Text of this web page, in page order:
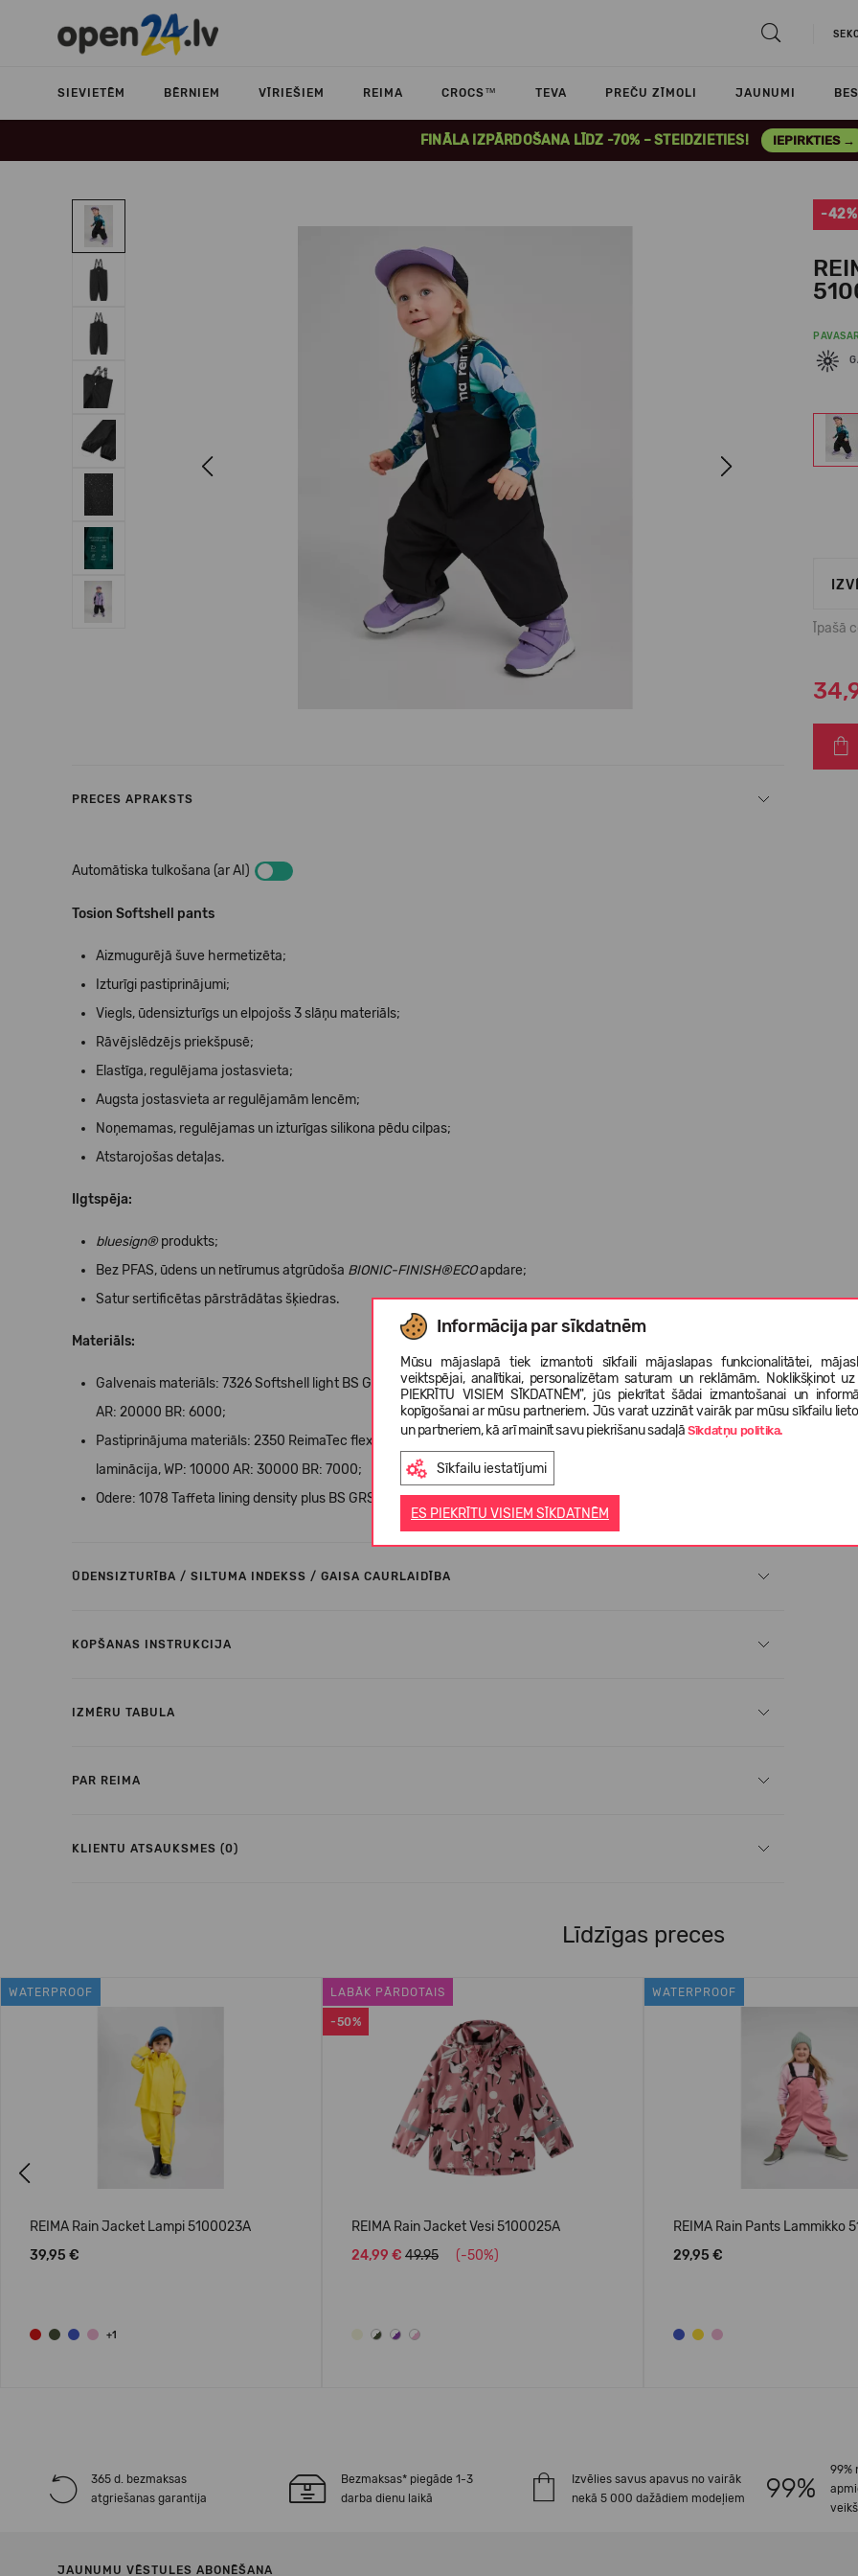
SIEVIETĒM BĒRNIEM VĪRIEŠIEM REIMA CROCS™ TEVA PREČU ZĪMOLI JAUNUMI
FINĀLA IZPĀRDOŠANA LĪDZ -70% – STEIDZIETIES! IEPIRKTIES →
Informācija par sīkdatnēm
Mūsu mājaslapā tiek izmantoti sīkfaili mājaslapas funkcionalitātei,
veiktspējai, analītikai, personalizētam saturam un reklāmām. Noklikšķinot
PIEKRĪTU VISIEM SĪKDATNĒM", jūs piekrītat šādai izmantošanai un
kopīgošanai ar mūsu partneriem. Jūs varat uzzināt vairāk par mūsu sīkfailu
un partneriem, kā arī mainīt savu piekrišanu sadaļāSīkdatņu politika.
Sīkfailu iestatījumi
ES PIEKRĪTU VISIEM SĪKDATNĒM
Next
-42%
Īpašā
PRECES APRAKSTS
Automātiska tulkošana (ar AI)
Tosion Softshell pants
Aizmugurējā šuve hermetizēta;
Izturīgi pastiprinājumi;
Viegls, ūdensizturīgs un elpojošs 3 slāņu materiāls;
Rāvējslēdzējs priekšpusē;
Elastīga, regulējama jostasvieta;
Augsta jostasvieta ar regulējamām lencēm;
Noņemamas, regulējamas un izturīgas silikona pēdu cilpas;
Atstarojošas detaļas.
Ilgtspēja:
bluesign® produkts;
Bez PFAS, ūdens un netīrumus atgrūdoša BIONIC-FINISH®ECOapdare;
Satur sertificētas pārstrādātas šķiedras.
Materiāls:
Galvenais materiāls: 7326 Softshell light BS GRS, 100% pārstrādāts poliesters, poliuretāna membrāna, WP: 10000
AR: 20000 BR: 6000;
Pastiprinājuma materiāls: 2350 ReimaTec flex BS GRS, 100% pārstrādāts poliesters, pārstrādāta TPU
laminācija, WP: 10000 AR: 30000 BR: 7000;
Odere: 1078 Taffeta lining density plus BS GRS, 55% pārstrādāts poliesters, 45% poliesters.
ŪDENSIZTURĪBA / SILTUMA INDEKSS / GAISA CAURLAIDĪBA
KOPŠANAS INSTRUKCIJA
IZMĒRU TABULA
PAR REIMA
KLIENTU ATSAUKSMES (0)
Līdzīgas preces
WATERPROOF
REIMA Rain Jacket Lampi 5100023A
39,95 €
+1
-50%
LABĀK PĀRDOTAIS
REIMA Rain Jacket Vesi 5100025A
24,99 € 49.95 (-50%)
WATERPROOF
REIMA Rain Pants Lammikko
29,95 €
365 d. bezmaksas
atgriešanas garantija
Bezmaksas* piegāde 1-3
darba dienu laikā
Izvēlies savus apavus no vairāk
nekā 5 000 dažādiem modeļiem
99%
JAUNUMU VĒSTULES ABONĒŠANA